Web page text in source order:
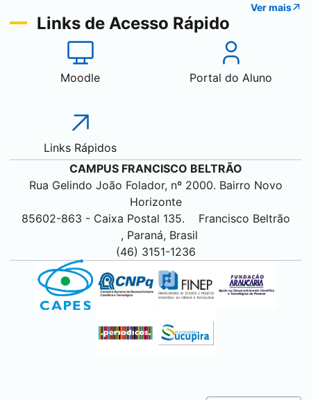
Ver mais
Links de Acesso Rápido
Moodle Portal do Aluno
Links Rápidos
CAMPUS FRANCISCO BELTRÃO
Rua Gelindo João Folador, nº 2000. Bairro Novo
Horizonte
85602-863 - Caixa Postal 135.
Francisco Beltrão
, Paraná, Brasil
(46) 3151-1236